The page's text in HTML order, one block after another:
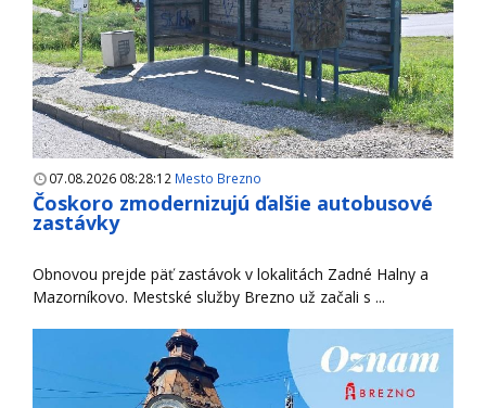
07.08.2026 08:28:12 Mesto Brezno
Čoskoro zmodernizujú ďalšie autobusové
zastávky
Obnovou prejde päť zastávok v lokalitách Zadné Halny a
Mazorníkovo. Mestské služby Brezno už začali s ...